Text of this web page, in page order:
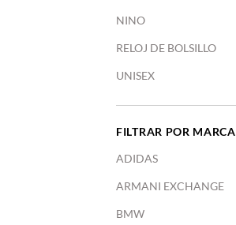
NINO
RELOJ DE BOLSILLO
UNISEX
FILTRAR POR MARCA
ADIDAS
ARMANI EXCHANGE
BMW